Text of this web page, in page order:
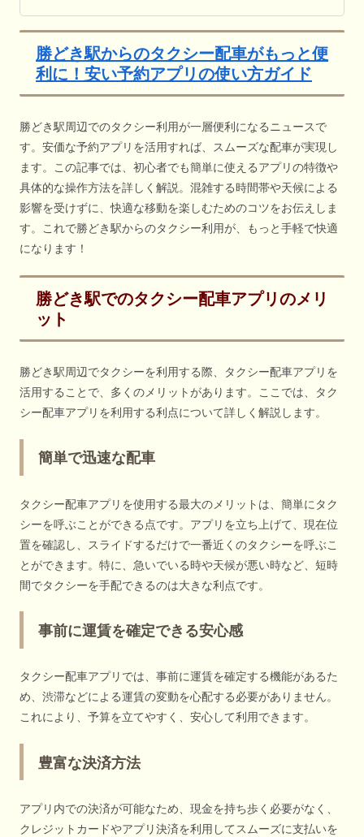
勝どき駅からのタクシー配車がもっと便
利に！安い予約アプリの使い方ガイド
勝どき駅周辺でのタクシー利用が一層便利になるニュースで
す。安価な予約アプリを活用すれば、スムーズな配車が実現し
ます。この記事では、初心者でも簡単に使えるアプリの特徴や
具体的な操作方法を詳しく解説。混雑する時間帯や天候による
影響を受けずに、快適な移動を楽しむためのコツをお伝えしま
す。これで勝どき駅からのタクシー利用が、もっと手軽で快適
になります！
勝どき駅でのタクシー配車アプリのメリ
ット
勝どき駅周辺でタクシーを利用する際、タクシー配車アプリを
活用することで、多くのメリットがあります。ここでは、タク
シー配車アプリを利用する利点について詳しく解説します。
簡単で迅速な配車
タクシー配車アプリを使用する最大のメリットは、簡単にタク
シーを呼ぶことができる点です。アプリを立ち上げて、現在位
置を確認し、スライドするだけで一番近くのタクシーを呼ぶこ
とができます。特に、急いでいる時や天候が悪い時など、短時
間でタクシーを手配できるのは大きな利点です。
事前に運賃を確定できる安心感
タクシー配車アプリでは、事前に運賃を確定する機能があるた
め、渋滞などによる運賃の変動を心配する必要がありません。
これにより、予算を立てやすく、安心して利用できます。
豊富な決済方法
アプリ内での決済が可能なため、現金を持ち歩く必要がなく、
クレジットカードやアプリ決済を利用してスムーズに支払いを